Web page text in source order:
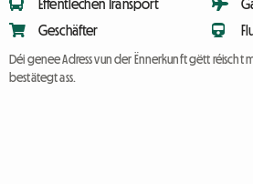
Ëffentlechen Transport
Geschäfter
Déi genee Adress vun der Ënnerkunft gëtt réischt
bestätegt ass.